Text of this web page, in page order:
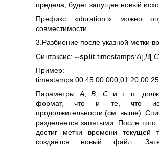
предела, будет запущен новый
Префикс «duration:» можно
совместимости.
3.Разбиение после указной метки
Синтаксис: --split timestamps:A[, B[, C
Пример:
ПараметрыA,B,C и т. п.
формат, что и те, что
продолжительности (см. выше).
разделяется запятыми. После
достиг метки времени текущей
создаётся новый файл.